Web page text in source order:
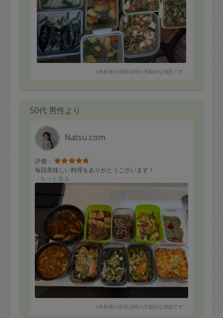
時間内にきっちりお片付けまでしていただき本当に素晴
らしい方です。
ありがとうございました。
※依頼者の依頼当時の主観的な感想です。
50代 男性より
Natsu.com
評価：
毎回美味しい料理をありがとうございます！
もっと見る
※依頼者の依頼当時の主観的な感想です。